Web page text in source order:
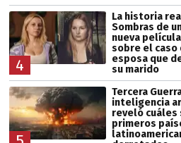
4
La historia
Sombras de
nueva
sobre el caso
esposa que
su marido
Tercera
inteligencia
reveló cuáles
primeros